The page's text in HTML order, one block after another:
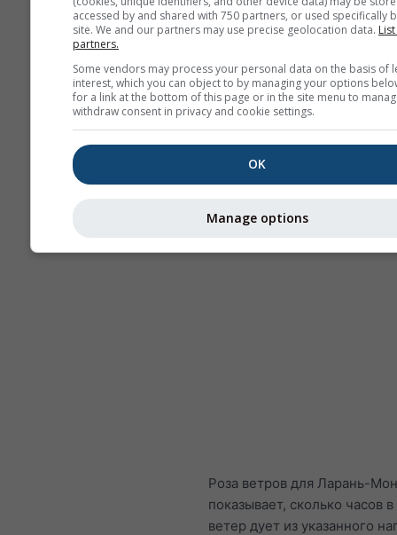
Роза ветров для Ларань-
показывает, сколько часов в
ветер дует из указанного
accessed by and shared with 750 partners, or used specifically
site. We and our partners may use precise geolocation data.
partners.
Some vendors may process your personal data on the basis of
interest, which you can object to by managing your options
for a link at the bottom of this page or in the site menu to
withdraw consent in privacy and cookie settings.
OK
Manage options